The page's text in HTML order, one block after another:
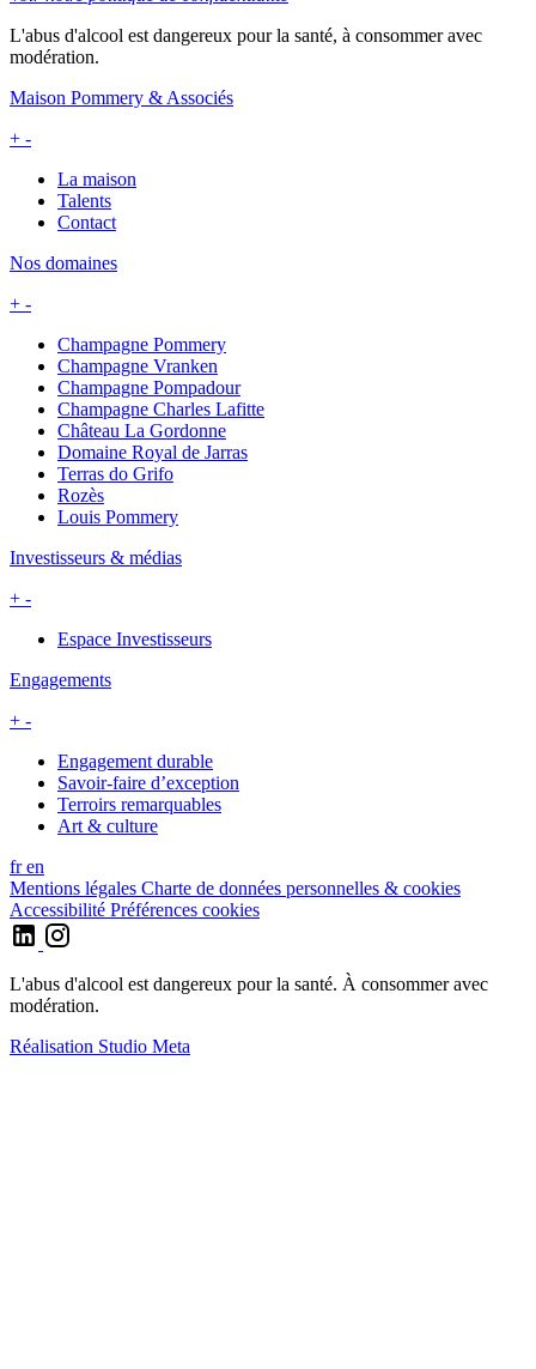
L'abus d'alcool est dangereux pour la santé, à consommer avec
modération.
Maison Pommery & Associés
+ -
La maison
Talents
Contact
Nos domaines
+ -
Champagne Pommery
Champagne Vranken
Champagne Pompadour
Champagne Charles Lafitte
Château La Gordonne
Domaine Royal de Jarras
Terras do Grifo
Rozès
Louis Pommery
Investisseurs & médias
+ -
Espace Investisseurs
Engagements
+ -
Engagement durable
Savoir-faire d’exception
Terroirs remarquables
Art & culture
fren
Mentions légales Charte de données personnelles & cookies
Accessibilité Préférences cookies
L'abus d'alcool est dangereux pour la santé. À consommer avec
modération.
Réalisation Studio Meta